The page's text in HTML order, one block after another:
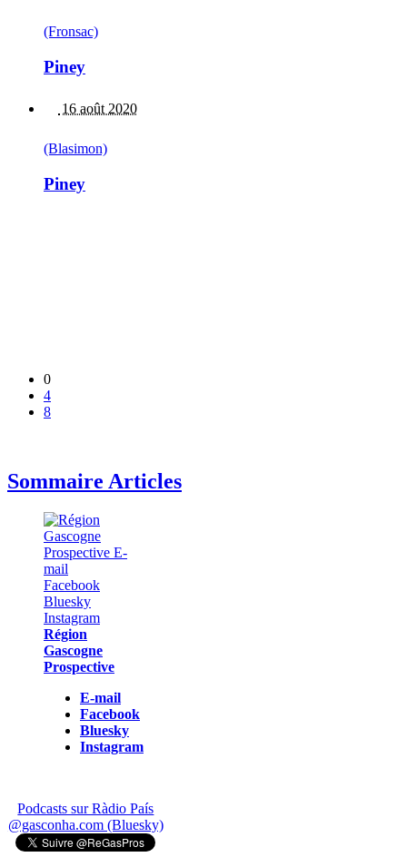
(Fronsac)
Piney
16 août 2020
(Blasimon)
Piney
0
4
8
Sommaire Articles
Région
Gascogne
Prospective
E-mail
Facebook
Bluesky
Instagram
Podcasts sur Ràdio País
@gasconha.com (Bluesky)